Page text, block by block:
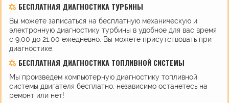
БЕСПЛАТНАЯ ДИАГНОСТИКА ТУРБИНЫ
Вы можете записаться на бесплатную механическую и
электронную диагностику турбины в удобное для вас время
с 9:00 до 21:00 ежедневно. Вы можете присутствовать при
диагностике.
БЕСПЛАТНАЯ ДИАГНОСТИКА ТОПЛИВНОЙ СИСТЕМЫ
Мы произведем компьютерную диагностику топливной
системы двигателя бесплатно, независимо останетесь на
ремонт или нет!